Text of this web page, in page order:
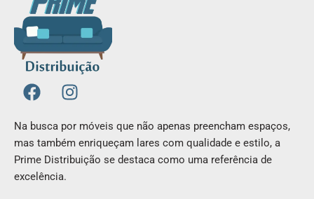
F
a
c
e
b
o
o
I
n
t
a
g
Na busca por móveis que não apenas preencham espaços,
mas também enriqueçam lares com qualidade e estilo, a
Prime Distribuição se destaca como uma referência de
excelência.